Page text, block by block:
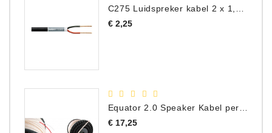
€ 2,25Prijs
Equator 2.0 Speaker Kabel per meter
€ 17,25Prijs